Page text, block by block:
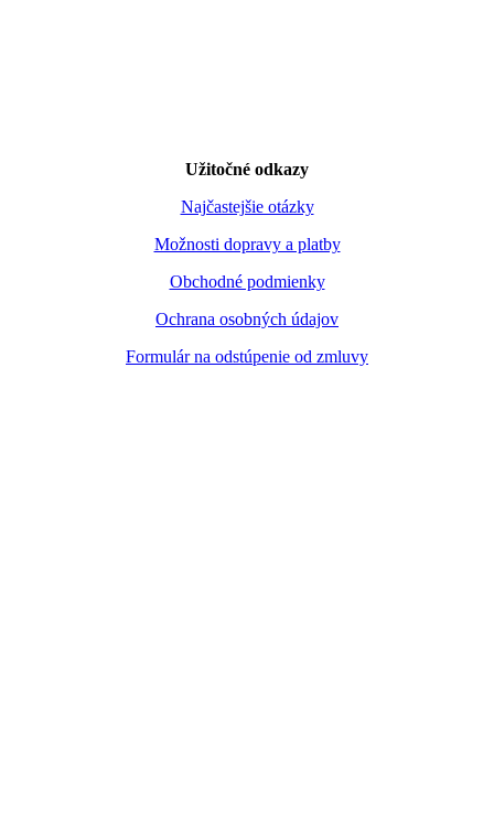
Užitočné odkazy
Najčastejšie otázky
Možnosti dopravy a platby
Obchodné podmienky
Ochrana osobných údajov
Formulár na odstúpenie od zmluvy